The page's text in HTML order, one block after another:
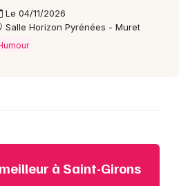
Le 04/11/2026
Salle Horizon Pyrénées - Muret
à Saint-Girons